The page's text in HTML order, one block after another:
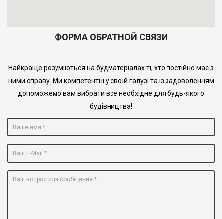
ФОРМА ОБРАТНОЙ СВЯЗИ
Найкраще розуміються на будматеріалах ті, хто постійно має з
ними справу. Ми компетентні у своїй галузі та із задоволенням
допоможемо вам вибрати все необхідне для будь-якого
будівництва!